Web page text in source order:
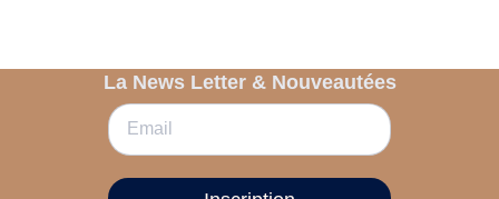
La News Letter & Nouveautées